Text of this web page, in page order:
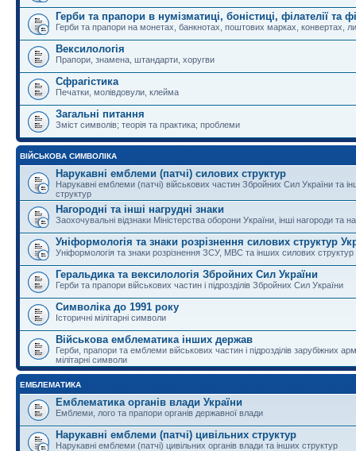
Герби та прапори в нумізматиці, боністиці, філателії та
Герби та прапори на монетах, банкнотах, поштових марках, конвертах,
Вексилологія
Прапори, знамена, штандарти, хоругви
Сфрагістика
Печатки, молівдовули, клейма
Загальні питання
Зміст символів; теорія та практика; проблеми
ВІЙСЬКОВА СИМВОЛІКА
Нарукавні емблеми (патчі) силових структур
Нарукавні емблеми (патчі) військових частин Збройних Сил України та
структур
Нагородні та інші нагрудні знаки
Заохочувальні відзнаки Міністерства оборони України, інші нагороди та
Уніформологія та знаки розрізнення силових структур
Уніформологія та знаки розрізнення ЗСУ, МВС та інших силових структур
Геральдика та вексилологія Збройних Сил України
Герби та прапори військових частин і підрозділів Збройних Сил України
Символіка до 1991 року
Історичні мілітарні символи
Військова емблематика інших держав
Герби, прапори та емблеми військових частин і підрозділів зарубіжних
мілітарні символи
ЕМБЛЕМАТИКА
Емблематика органів влади України
Емблеми, лого та прапори органів державної влади
Нарукавні емблеми (патчі) цивільних структур
Нарукавні емблеми (патчі) цивільних органів влади та інших структур